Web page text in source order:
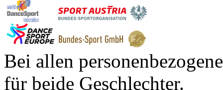
Bei allen
für beide Geschlechter.